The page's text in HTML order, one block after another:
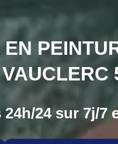
24 sur 7j/7